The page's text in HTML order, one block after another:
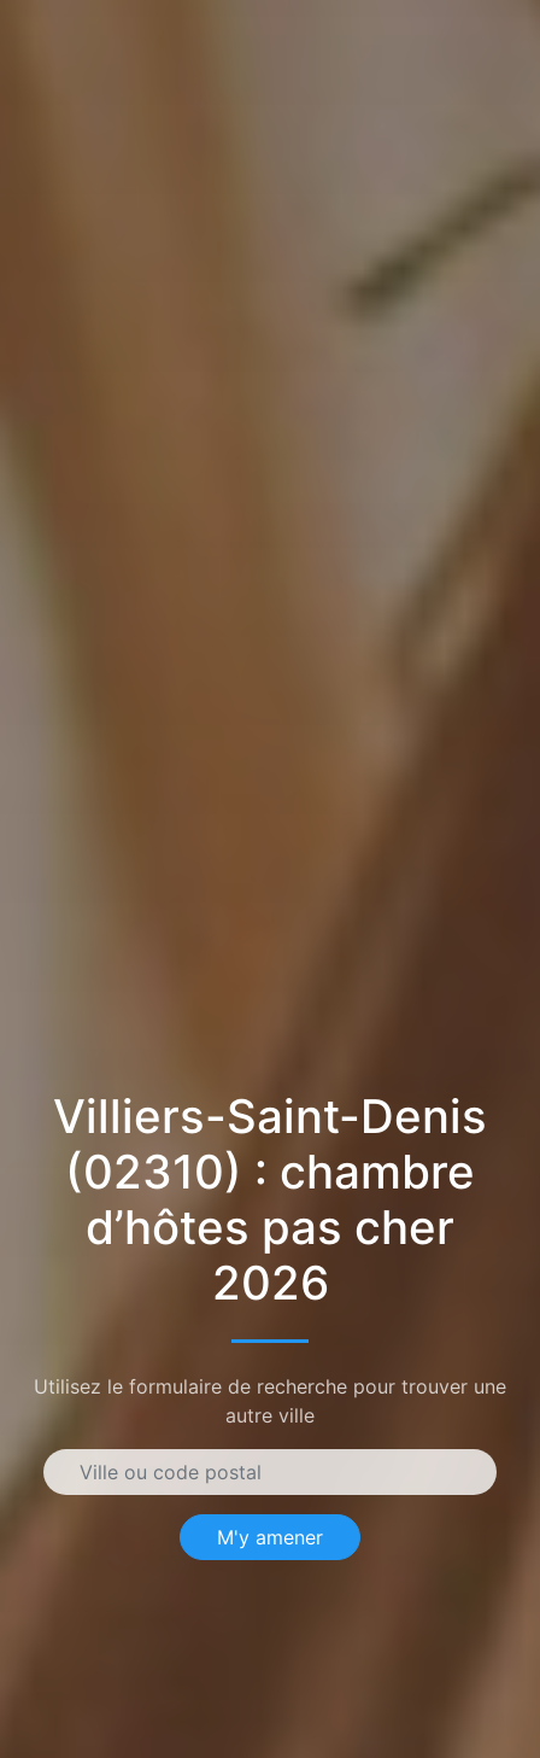
Villiers-Saint-Denis
(02310) : chambre
d’hôtes pas cher
2026
Utilisez le formulaire de recherche pour trouver une
autre ville
M'y amener